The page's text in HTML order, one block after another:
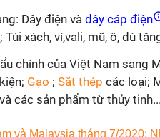
Dây điện và dây cáp điện
xách, ví,vali, mũ, ô, dù
chính của Việt Nam sang
Gạo ; Sắt thép các loại;
các sản phẩm từ thủy tinh...